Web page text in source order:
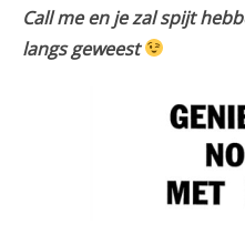
Call me en je zal spijt
langs geweest